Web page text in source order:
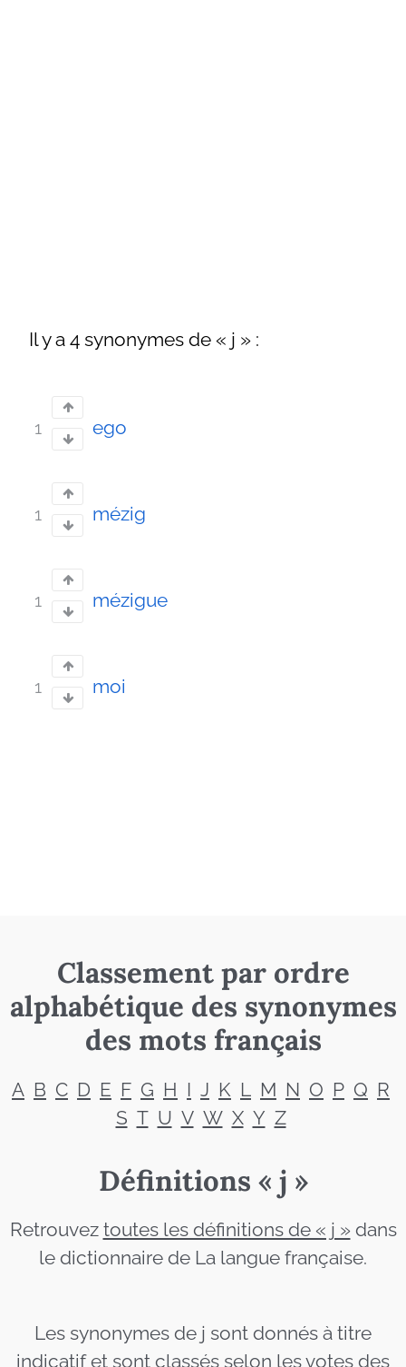
Il y a 4 synonymes de « j » :
1 ego
1 mézig
1 mézigue
1 moi
Classement par ordre
alphabétique des synonymes
des mots français
A B C D E F G H I J K L M N O P Q R
S T U V W X Y Z
Définitions « j »
Retrouvez toutes les définitions de « j »dans
le dictionnaire de La langue française.
Les synonymes de j sont donnés à titre
indicatif et sont classés selon les votes des